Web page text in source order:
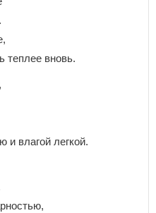
теплее вновь.
и влагой легкой.